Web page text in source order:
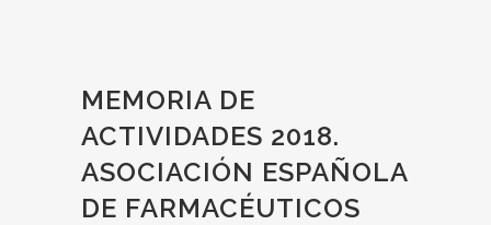
MEMORIA DE
ACTIVIDADES 2018.
ASOCIACIÓN ESPAÑOLA
DE FARMACÉUTICOS